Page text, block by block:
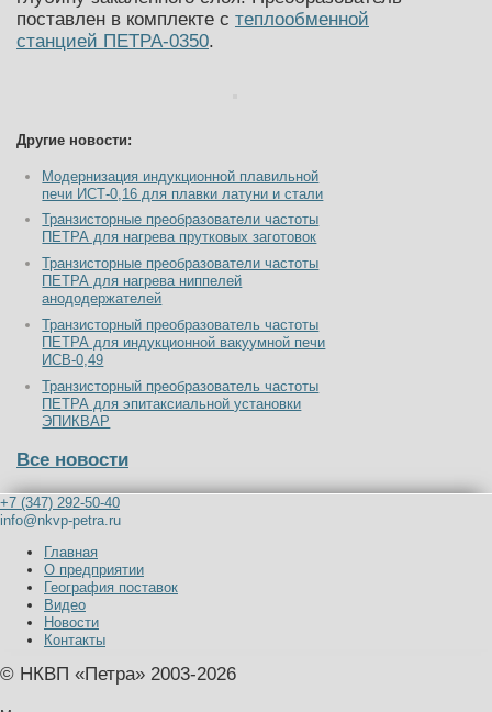
поставлен в комплекте с теплообменной
станцией ПЕТРА-0350.
Другие новости:
Модернизация индукционной плавильной
печи ИСТ-0,16 для плавки латуни и стали
Транзисторные преобразователи частоты
ПЕТРА для нагрева прутковых заготовок
Транзисторные преобразователи частоты
ПЕТРА для нагрева ниппелей
анододержателей
Транзисторный преобразователь частоты
ПЕТРА для индукционной вакуумной печи
ИСВ-0,49
Транзисторный преобразователь частоты
ПЕТРА для эпитаксиальной установки
ЭПИКВАР
Все новости
+7 (347) 292-50-40
info@nkvp-petra.ru
Главная
О предприятии
География поставок
Видео
Новости
Контакты
© НКВП «Петра» 2003-2026